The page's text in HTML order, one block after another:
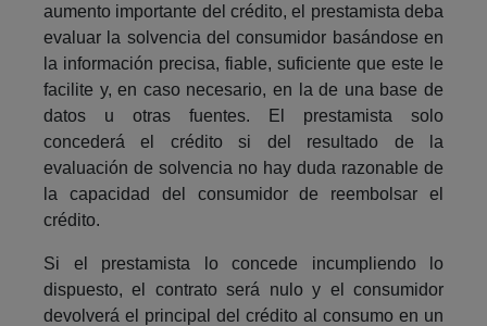
aumento importante del crédito, el prestamista deba
evaluar la solvencia del consumidor basándose en
la información precisa, fiable, suficiente que este le
facilite y, en caso necesario, en la de una base de
datos u otras fuentes. El prestamista solo
concederá el crédito si del resultado de la
evaluación de solvencia no hay duda razonable de
la capacidad del consumidor de reembolsar el
crédito.
Si el prestamista lo concede incumpliendo lo
dispuesto, el contrato será nulo y el consumidor
devolverá el principal del crédito al consumo en un